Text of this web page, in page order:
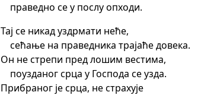
праведно се у послу опходи.
Тај се никад уздрмати неће,
сећање на праведника трајаће довека.
Он не стрепи пред лошим вестима,
поузданог срца у Господа се узда.
Прибраног је срца, не страхује